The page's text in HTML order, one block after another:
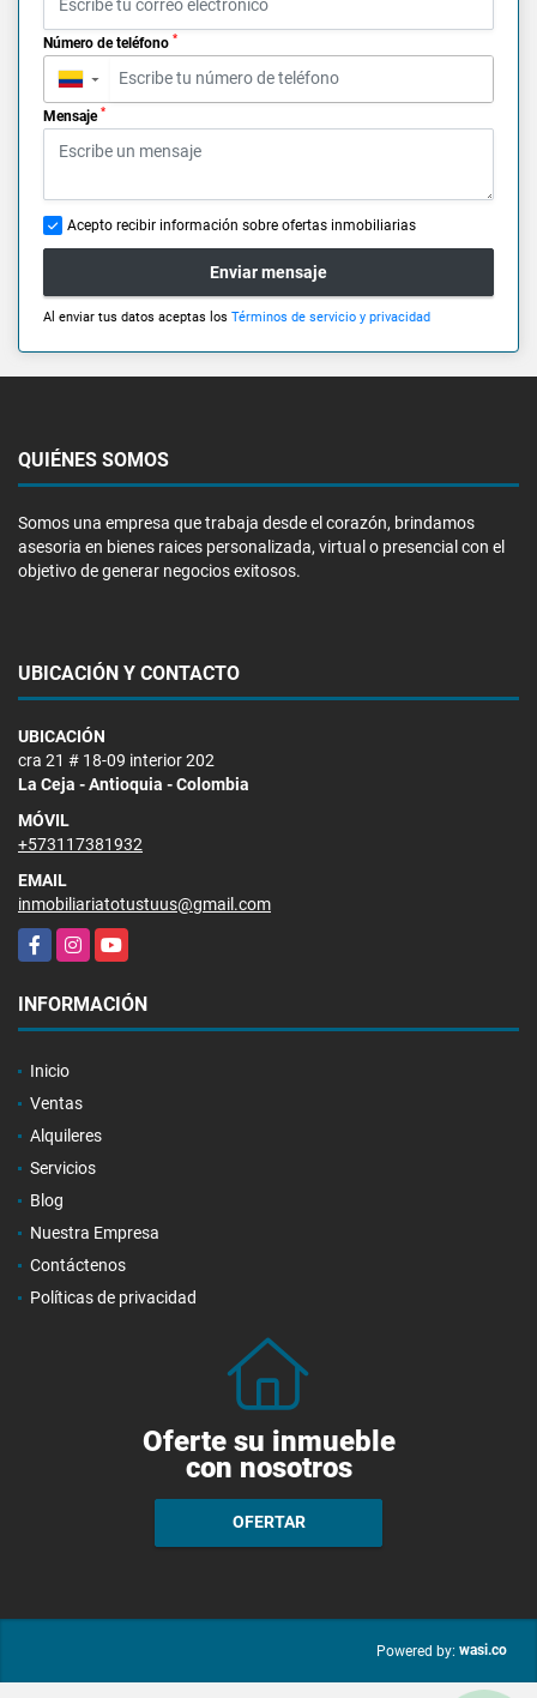
Número de teléfono *
▼
Mensaje *
Acepto recibir información sobre ofertas inmobiliarias
Enviar mensaje
Al enviar tus datos aceptas los Términos de servicio y privacidad
QUIÉNES SOMOS
Somos una empresa que trabaja desde el corazón, brindamos
asesoria en bienes raices personalizada, virtual o presencial con el
objetivo de generar negocios exitosos.
UBICACIÓN Y CONTACTO
UBICACIÓN
cra 21 # 18-09 interior 202
La Ceja - Antioquia - Colombia
MÓVIL
+573117381932
EMAIL
inmobiliariatotustuus@gmail.com
FacebookInstagramYouTube
INFORMACIÓN
Inicio
Ventas
Alquileres
Servicios
Blog
Nuestra Empresa
Contáctenos
Políticas de privacidad
Oferte su inmueble
con nosotros
OFERTAR
Powered by: wasi.co